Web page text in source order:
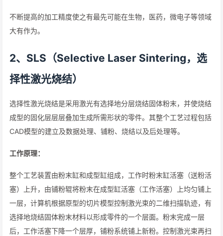
不断提高的加工精度使之有最先可能在生物，医药，微电子等领域
大有作为。
2、SLS（Selective Laser Sintering，选
择性激光烧结）
选择性激光烧结是采用激光有选择地分层烧结固体粉末，并使烧结
成型的固化层层层叠加生成所需形状的零件。其整个工艺过程包括
CAD模型的建立及数据处理、铺粉、烧结以及后处理等。
工作原理：
整个工艺装置由粉末缸和成型缸组成，工作时粉末缸活塞（送粉活
塞）上升，由铺粉辊将粉末在成型缸活塞（工作活塞）上均匀铺上
一层，计算机根据原型的切片模型控制激光束的二维扫描轨迹，有
选择地烧结固体粉末材料以形成零件的一个层面。粉末完成一层
后，工作活塞下降一个层厚，铺粉系统铺上新粉。控制激光束再扫